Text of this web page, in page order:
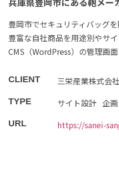
豊岡市でセキュリティバッグ
豊富な自社商品を用途別やサ
CMS（WordPress）の管理画
CLIENT 三栄産業株式会
TYPE サイト設計 企
URL https://sanei-